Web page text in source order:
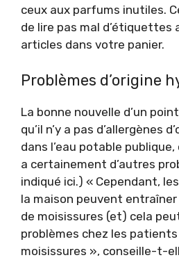
ceux aux parfums inutiles.
de lire pas mal
articles dans votre panier.
Problèmes d’origine
La bonne nouvelle d’un
qu’il n’y a pas d’allergènes
dans l’eau potable
a certainement d’autres
indiqué ici.) « Cependant,
la maison peuvent
de moisissures (et) cela
problèmes chez les
moisissures », conseille-t-